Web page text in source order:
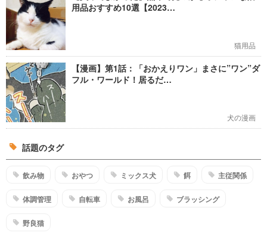
用品おすすめ10選【2023…
猫用品
【漫画】第1話：「おかえりワン」まさに”ワン”ダ
フル・ワールド！居るだ…
犬の漫画
話題のタグ
飲み物 おやつ ミックス犬 餌 主従関係
体調管理 自転車 お風呂 ブラッシング
野良猫